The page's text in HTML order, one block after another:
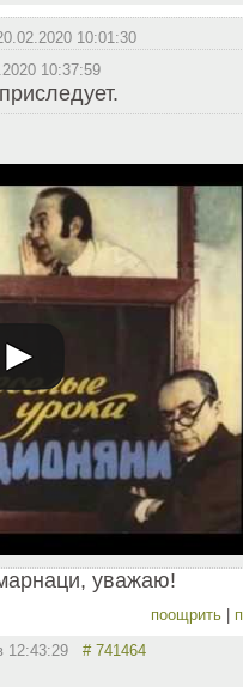
10:01:30
10:37:59
уважаю!
поощрить
12:43:29 # 741464